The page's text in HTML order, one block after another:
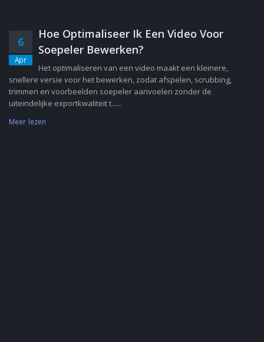
6
Apr
Hoe Optimaliseer Ik Een Video Voor
Soepeler Bewerken?
Het optimaliseren van een video maakt een kleinere,
snellere versie voor het bewerken, zodat afspelen, scrubbing,
trimmen en voorbeelden soepeler aanvoelen zonder de
uiteindelijke exportkwaliteit t......
Meer lezen